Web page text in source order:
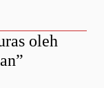
oleh